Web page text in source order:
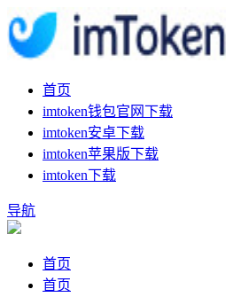
首页
imtoken钱包官网下载
imtoken安卓下载
imtoken苹果版下载
imtoken下载
导航
首页
首页